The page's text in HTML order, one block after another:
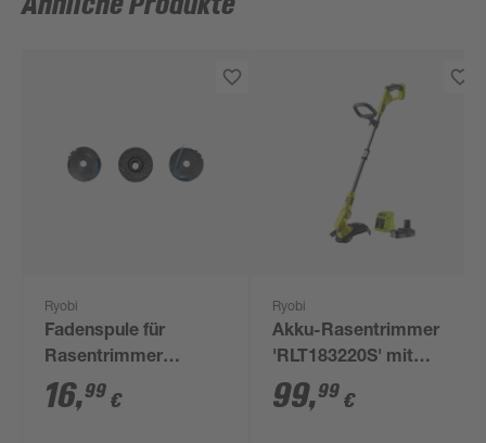
Ryobi
Fadenspule für
Rasentrimmer
'RAC125' Ø 1,6 mm, 3
Stück
16,99 €
Ryobi
Akku-Rasentrimmer
'RLT183220S' mit
Akku und Ladegerät
99,99 €